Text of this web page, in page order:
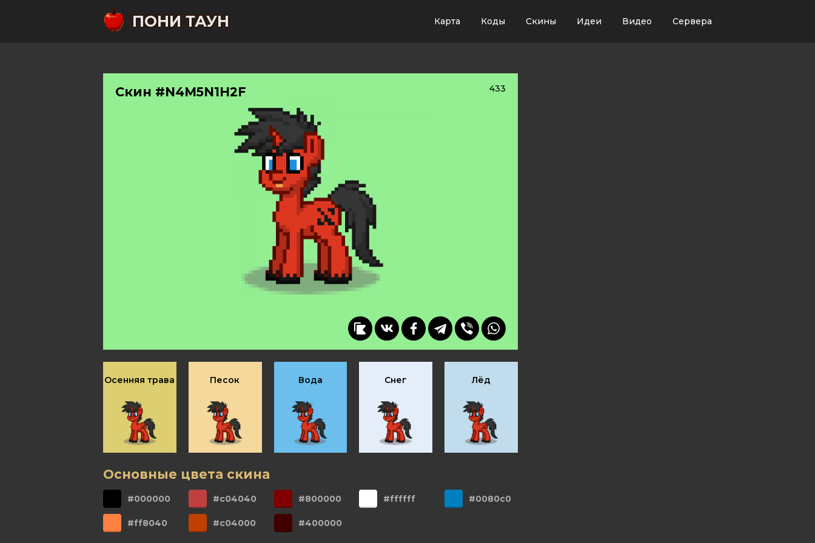
ПОНИ ТАУН Карта Коды Скины Идеи Видео Сервера
Скин #N4M5N1H2F 433
Осенняя трава Песок Вода Снег Лёд
Основные цвета скина
#000000 #c04040 #800000 #ffffff #0080c0
#ff8040 #c04000 #400000